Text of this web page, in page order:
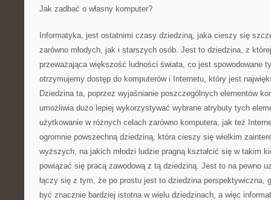
Jak zadbać o własny komputer?
Informatyka, jest ostatnimi czasy dziedziną, jaka cieszy się
zarówno młodych, jak i starszych osób. Jest to dziedzina, z
przeważająca większość ludności świata, co jest spowodowane
otrzymujemy dostęp do komputerów i Internetu, który jest
Dziedzina ta, poprzez wyjaśnianie poszczególnych elementów
umożliwia dużo lepiej wykorzystywać wybrane atrybuty tych
użytkowanie w różnych celach zarówno komputera, jak też
ogromnie powszechną dziedziną, która cieszy się wielkim
wyższych, na jakich młodzi ludzie pragną kształcić się w takim
powiązać się pracą zawodową z tą dziedziną. Jest to na pewno
łączy się z tym, że po prostu jest to dziedzina perspektywiczna,
być znacznie bardziej istotna w wielu dziedzinach, a więc